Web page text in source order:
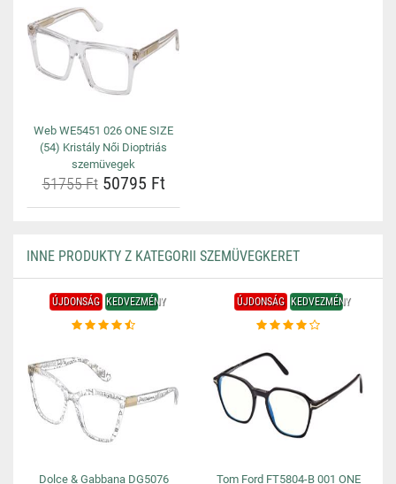
Web WE5451 026 ONE SIZE
(54) Kristály Női Dioptriás
szemüvegek
51755 Ft50795 Ft
INNE PRODUKTY Z KATEGORII SZEMÜVEGKERET
ÚJDONSÁG KEDVEZMÉNY
Dolce & Gabbana DG5076
ÚJDONSÁG KEDVEZMÉNY
Tom Ford FT5804-B 001 ONE